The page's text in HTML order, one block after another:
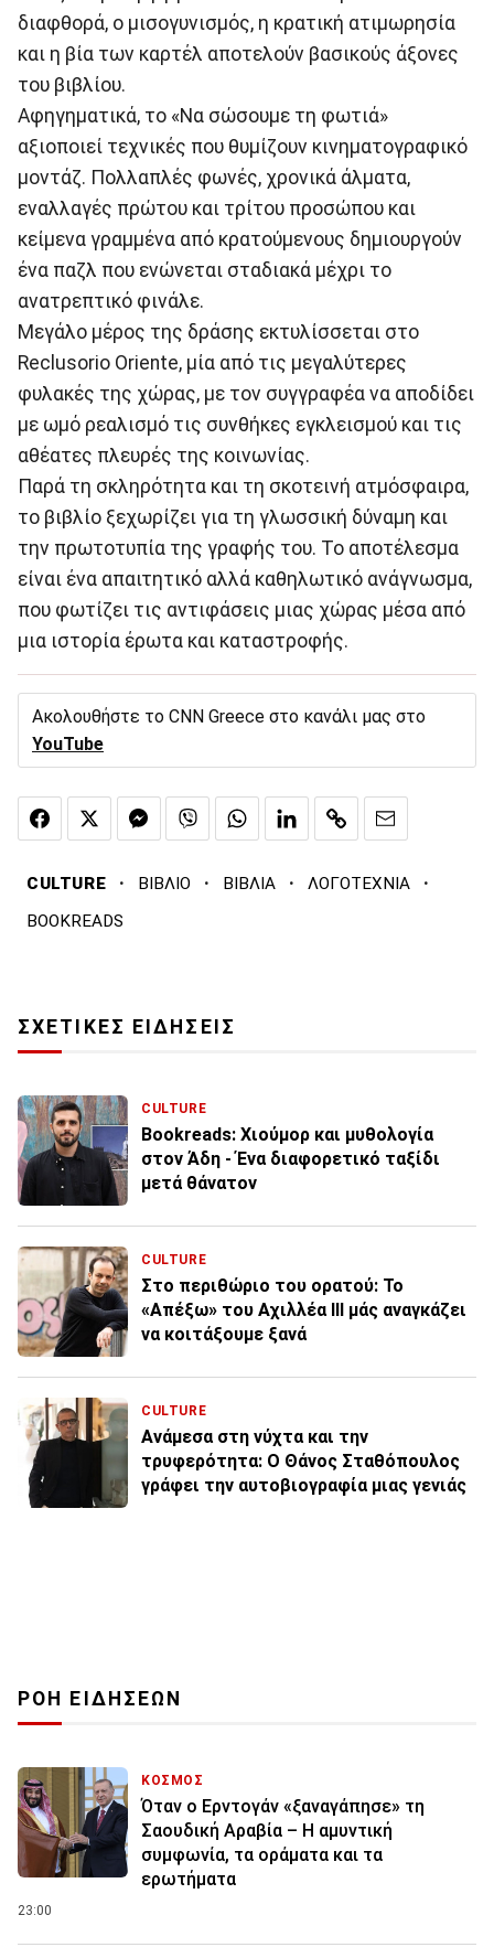
διαφθορά, ο μισογυνισμός, η κρατική ατιμωρησία
και η βία των καρτέλ αποτελούν βασικούς άξονες
του βιβλίου.
Αφηγηματικά, το «Να σώσουμε τη φωτιά»
αξιοποιεί τεχνικές που θυμίζουν κινηματογραφικό
μοντάζ. Πολλαπλές φωνές, χρονικά άλματα,
εναλλαγές πρώτου και τρίτου προσώπου και
κείμενα γραμμένα από κρατούμενους δημιουργούν
ένα παζλ που ενώνεται σταδιακά μέχρι το
ανατρεπτικό φινάλε.
Μεγάλο μέρος της δράσης εκτυλίσσεται στο
Reclusorio Oriente, μία από τις μεγαλύτερες
φυλακές της χώρας, με τον συγγραφέα να αποδίδει
με ωμό ρεαλισμό τις συνθήκες εγκλεισμού και τις
αθέατες πλευρές της κοινωνίας.
Παρά τη σκληρότητα και τη σκοτεινή ατμόσφαιρα,
το βιβλίο ξεχωρίζει για τη γλωσσική δύναμη και
την πρωτοτυπία της γραφής του. Το αποτέλεσμα
είναι ένα απαιτητικό αλλά καθηλωτικό ανάγνωσμα,
που φωτίζει τις αντιφάσεις μιας χώρας μέσα από
μια ιστορία έρωτα και καταστροφής.
Ακολουθήστε το CNN Greece στο κανάλι μας στο
YouTube
CULTURE · ΒΙΒΛΙΟ · ΒΙΒΛΙΑ · ΛΟΓΟΤΕΧΝΙΑ ·
BOOKREADS
ΣΧΕΤΙΚΕΣ ΕΙΔΗΣΕΙΣ
CULTURE
Bookreads: Χιούμορ και μυθολογία
στον Άδη - Ένα διαφορετικό ταξίδι
μετά θάνατον
CULTURE
Στο περιθώριο του ορατού: Το
«Απέξω» του Αχιλλέα ΙΙΙ μάς αναγκάζει
να κοιτάξουμε ξανά
CULTURE
Ανάμεσα στη νύχτα και την
τρυφερότητα: Ο Θάνος Σταθόπουλος
γράφει την αυτοβιογραφία μιας γενιάς
ΡΟΗ ΕΙΔΗΣΕΩΝ
ΚΟΣΜΟΣ
Όταν ο Ερντογάν «ξαναγάπησε» τη
Σαουδική Αραβία – Η αμυντική
συμφωνία, τα οράματα και τα
ερωτήματα
23:00